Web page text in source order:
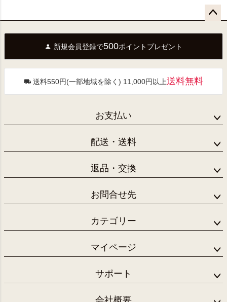
へ
新規会員登録で500ポイントプレゼント
送料550円(一部地域を除く) 11,000円以上送料無料
お支払い
配送・送料
返品・交換
お問合せ先
カテゴリー
マイページ
サポート